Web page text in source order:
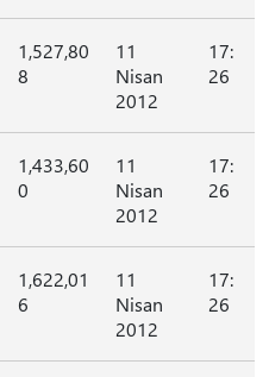
1,527,80
8
11
Nisan
2012
17:
26
1,433,60
0
11
Nisan
2012
17:
26
1,622,01
6
11
Nisan
2012
17:
26